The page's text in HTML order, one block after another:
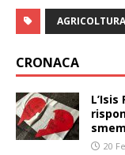
AGRICOLTURA
CRONACA
20